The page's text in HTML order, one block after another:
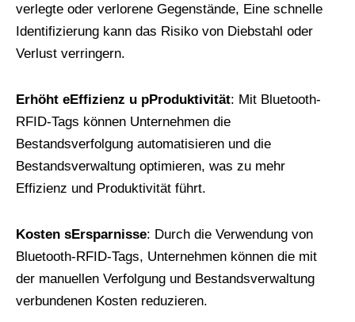
verlegte oder verlorene Gegenstände, Eine schnelle
Identifizierung kann das Risiko von Diebstahl oder
Verlust verringern.
Erhöht eEffizienz u pProduktivität: Mit Bluetooth-
RFID-Tags können Unternehmen die
Bestandsverfolgung automatisieren und die
Bestandsverwaltung optimieren, was zu mehr
Effizienz und Produktivität führt.
Kosten sErsparnisse: Durch die Verwendung von
Bluetooth-RFID-Tags, Unternehmen können die mit
der manuellen Verfolgung und Bestandsverwaltung
verbundenen Kosten reduzieren.